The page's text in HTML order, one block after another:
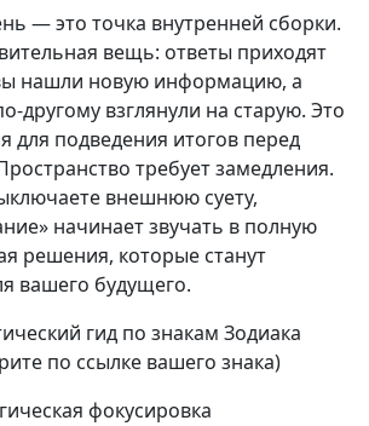
— это точка внутренней сборки.
вещь: ответы приходят
нашли новую информацию, а
другому взглянули на старую. Это
для подведения итогов перед
требует замедления.
внешнюю суету,
начинает звучать в полную
решения, которые станут
вашего будущего.
гид по знакам Зодиака
по ссылке вашего знака)
фокусировка